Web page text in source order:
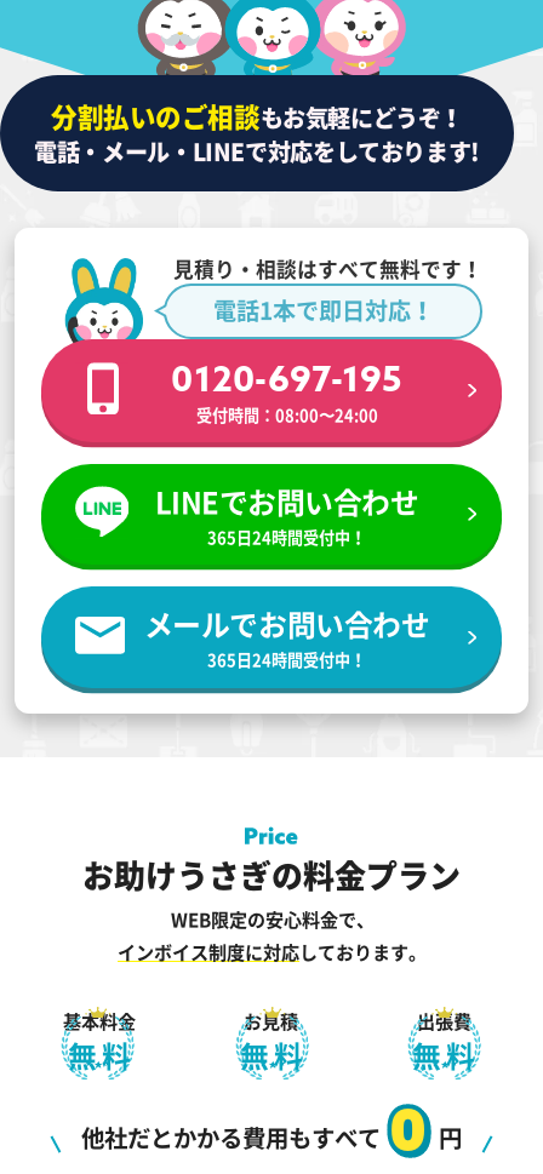
分割払いのご相談もお気軽にどうぞ！
電話・メール・LINEで対応をしております!
見積り・相談はすべて無料です！
電話1本で即日対応！
0120-697-195
受付時間：08:00〜24:00
LINEでお問い合わせ
365日24時間受付中！
メールでお問い合わせ
365日24時間受付中！
お助けうさぎの料金プラン
WEB限定の安心料金で、
インボイス制度に対応しております。
基本料金
無料
お見積
無料
出張費
無料
他社だとかかる費用もすべて
0
円